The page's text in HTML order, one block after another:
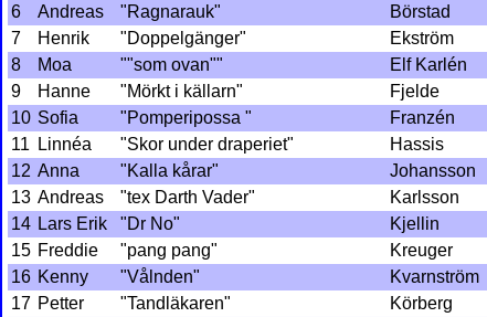
6
Andreas "Ragnarauk"
Börstad
7
Henrik "Doppelgänger"
Ekström
8
Moa ""som ovan""
Elf Karlén
9
Hanne "Mörkt i källarn"
Fjelde
10 Sofia "Pomperipossa "
Franzén
11
Linnéa "Skor under draperiet"
Hassis
12 Anna "Kalla kårar"
Johansson
13 Andreas "tex Darth Vader"
Karlsson
14 Lars Erik "Dr No"
Kjellin
15 Freddie "pang pang"
Kreuger
16 Kenny "Vålnden"
Kvarnström
17 Petter "Tandläkaren"
Körberg